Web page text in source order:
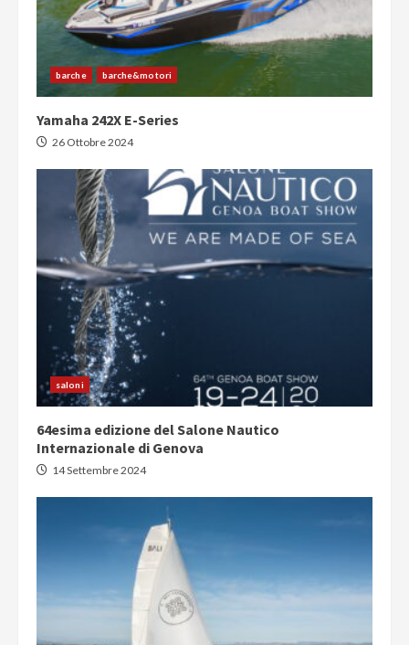
barche barche&motori
Yamaha 242X E-Series
26 Ottobre 2024
saloni
64esima edizione del Salone Nautico
Internazionale di Genova
14 Settembre 2024